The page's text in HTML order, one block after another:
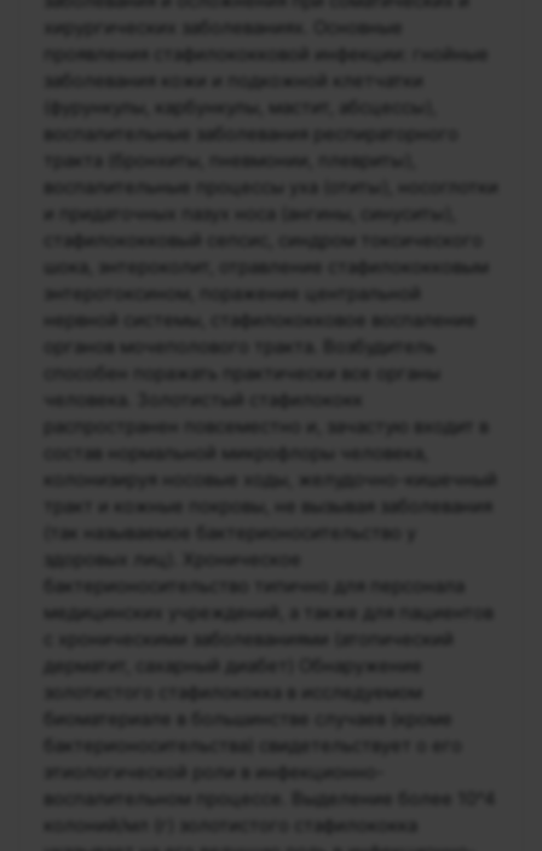
хирургических заболеваниях. Основные
заболевания кожи и подкожной клетчатки
(фурункулы, карбункулы, мастит, абсцессы),
воспалительные заболевания респираторного
тракта (бронхиты, пневмонии, плевриты),
и придаточных пазух носа (ангины, синуситы),
шока, энтероколит, отравление стафилококковым
энтеротоксином, поражение центральной
нервной системы, стафилококковое воспаление
органов мочеполового тракта. Возбудитель
способен поражать практически все органы
человека. Золотистый стафилококк
распространен повсеместно и, зачастую входит в
состав нормальной микрофлоры человека,
колонизируя носовые ходы, желудочно-кишечный
тракт и кожные покровы, не вызывая заболевания
(так называемое бактерионосительство у
бактерионосительство типично для персонала
медицинских учреждений, а также для пациентов
с хроническими заболеваниями (атопический
дерматит, сахарный диабет) Обнаружение
биоматериале в большинстве случаев (кроме
бактерионосительства) свидетельствует о его